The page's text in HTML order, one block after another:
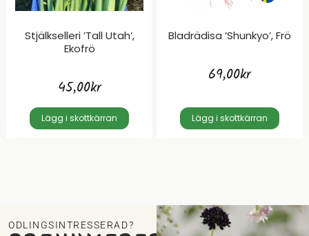
Stjälkselleri ’Tall Utah’,
Ekofrö
45,00kr
Lägg i skottkärran
Bladrädisa ’Shunkyo’, Frö
69,00kr
Lägg i skottkärran
ODLINGSINTRESSERAD?